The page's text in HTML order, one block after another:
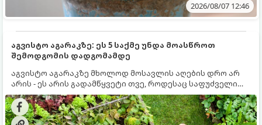
2026/08/07 12:46
აგვისტო აგარაკზე: ეს 5 საქმე უნდა მოასწროთ
შემოდგომის დადგომამდე
აგვისტო აგარაკზე მხოლოდ მოსავლის აღების დრო არ
არის - ეს არის გადამწყვეტი თვე, როდესაც საფუძველი
ეყრება მომავალი წლის მოსავალს და ბაღი მზადდება
შემოდგომა-ზამთრის სეზონისთვის. იმისათვის, რომ
ნიადაგმა ენერგია აღიდგინოს, ხოლო მცენარეებმა